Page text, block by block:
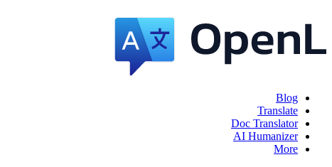
Blog
Translate
Doc Translator
AI Humanizer
More